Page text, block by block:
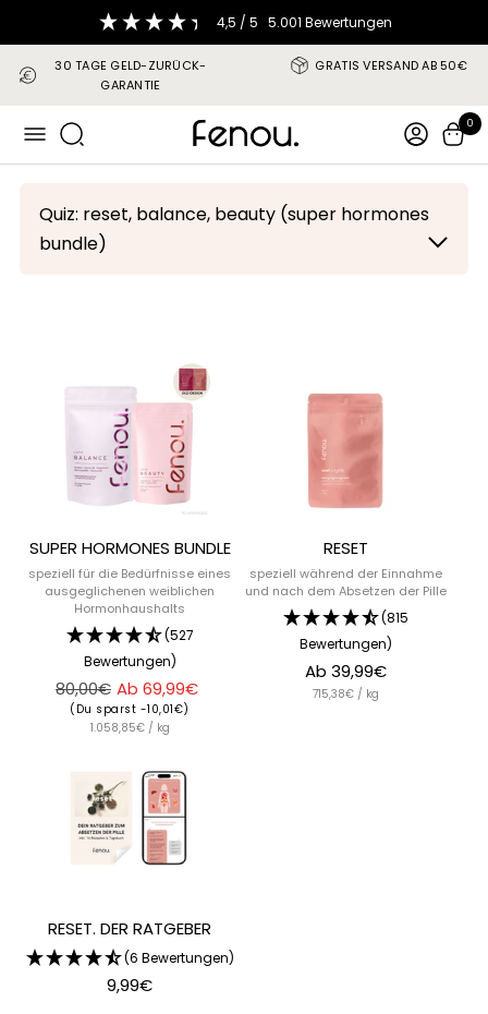
Inhalt
4,5 / 5 5.001 Bewertungen
30 TAGE GELD-ZURÜCK-
GARANTIE
GRATIS VERSAND AB 50€
Navigation fenou 0
Quiz: reset, balance, beauty (super hormones
bundle)
SUPER HORMONES BUNDLE
speziell für die Bedürfnisse eines
ausgeglichenen weiblichen
Hormonhaushalts
(527
Bewertungen)
Angebotspreis
Ab 69,99€
Regulärer
Preis
80,00€
(Du sparst -10,01€)
1.058,85€ / kg
RESET
speziell während der Einnahme
und nach dem Absetzen der Pille
(815
Bewertungen)
Angebotspreis
Ab 39,99€
715,38€ / kg
RESET. DER RATGEBER
(6 Bewertungen)
Angebotspreis
9,99€